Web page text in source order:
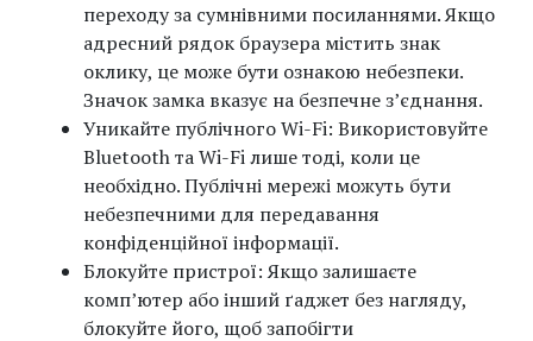
переходу за сумнівними посиланнями. Якщо
адресний рядок браузера містить знак
оклику, це може бути ознакою небезпеки.
Значок замка вказує на безпечне з’єднання.
Уникайте публічного Wi-Fi: Використовуйте
Bluetooth та Wi-Fi лише тоді, коли це
необхідно. Публічні мережі можуть бути
небезпечними для передавання
конфіденційної інформації.
Блокуйте пристрої: Якщо залишаєте
комп’ютер або інший ґаджет без нагляду,
блокуйте його, щоб запобігти